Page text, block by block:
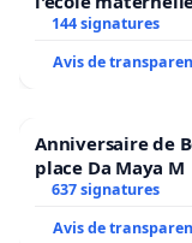
2026/2027
144 signatures
Avis de
Anniversaire de
place Da Maya M
637 signatures
Avis de